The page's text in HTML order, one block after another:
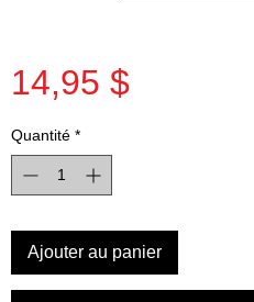
14,95 $Prix
Quantité *
Ajouter au panier